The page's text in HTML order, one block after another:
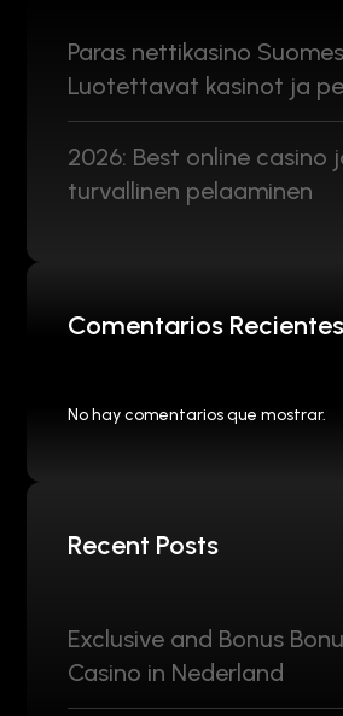
Paras nettikasino
Luotettavat kasinot ja
2026: Best online casino
turvallinen pelaaminen
Comentarios Recientes
No hay comentarios que mostrar.
Recent Posts
Exclusive and Bonus
Casino in Nederland